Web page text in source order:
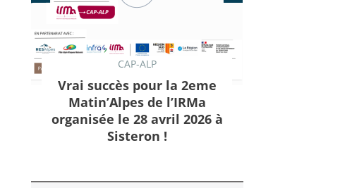
CAP-ALP
Vrai succès pour la 2eme
Matin’Alpes de l’IRMa
organisée le 28 avril 2026 à
Sisteron !